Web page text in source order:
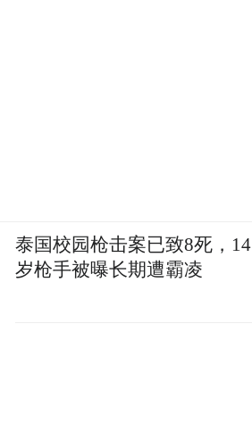
泰国校园枪击案已致8死，14
岁枪手被曝长期遭霸凌